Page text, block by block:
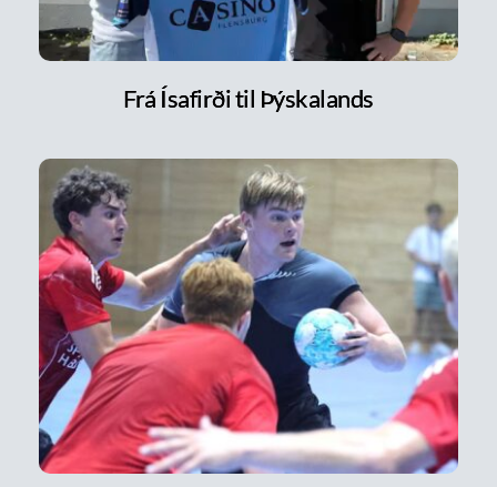
Frá Ísafirði til Þýskalands